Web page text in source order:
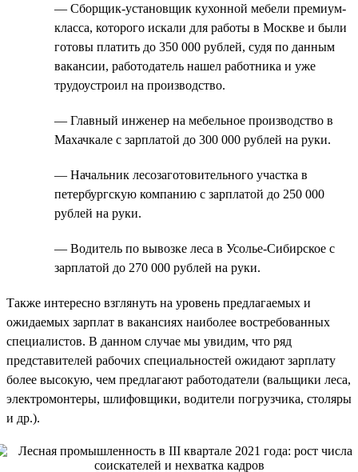
— Сборщик-установщик кухонной мебели премиум-
класса, которого искали для работы в Москве и были
готовы платить до 350 000 рублей, судя по данным
вакансии, работодатель нашел работника и уже
трудоустроил на производство.
— Главный инженер на мебельное производство в
Махачкале с зарплатой до 300 000 рублей на руки.
— Начальник лесозаготовительного участка в
петербургскую компанию с зарплатой до 250 000
рублей на руки.
— Водитель по вывозке леса в Усолье-Сибирское с
зарплатой до 270 000 рублей на руки.
Также интересно взглянуть на уровень предлагаемых и
ожидаемых зарплат в вакансиях наиболее востребованных
специалистов. В данном случае мы увидим, что ряд
представителей рабочих специальностей ожидают зарплату
более высокую, чем предлагают работодатели (вальщики леса,
электромонтеры, шлифовщики, водители погрузчика, столяры
и др.).